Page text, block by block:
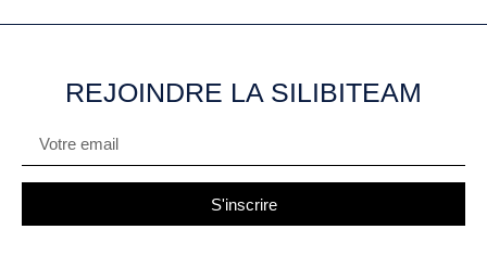
REJOINDRE LA SILIBITEAM
S'inscrire